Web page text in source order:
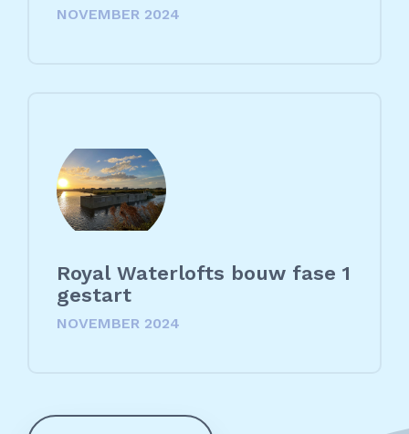
NOVEMBER 2024
Royal Waterlofts bouw fase 1
gestart
NOVEMBER 2024